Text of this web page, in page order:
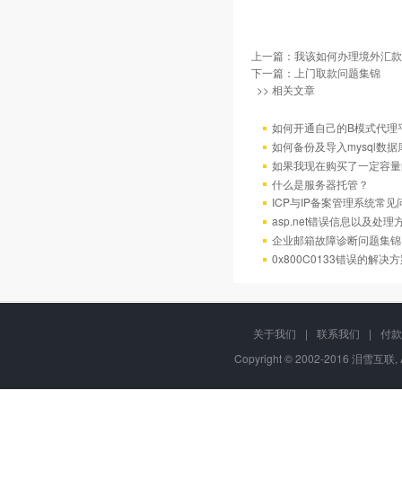
上一篇： 我该如何办理境外汇
下一篇： 上门取款问题集锦
>> 相关文章
如何开通自己的B模式代理
如何备份及导入mysql数据
如果我现在购买了一定容
什么是服务器托管？
ICP与IP备案管理系统常见
asp.net错误信息以及处理
企业邮箱故障诊断问题集锦
0x800C0133错误的解决
关于我们 | 联系我们 |
付
Copyright © 2002-2016 泪雪互